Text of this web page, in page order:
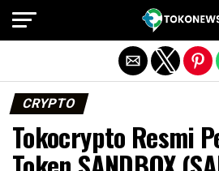
CRYPTO
Tokocrypto Resmi
Exit mobile